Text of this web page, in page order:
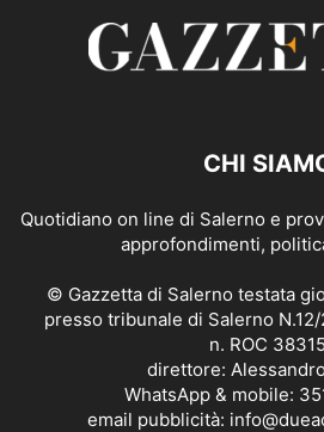
CHI
Quotidiano on line di Salerno e
approfondimenti,
© Gazzetta di Salerno testata
presso tribunale di Salerno
n. ROC 38315
direttore:
WhatsApp & mobile:
email pubblicità: